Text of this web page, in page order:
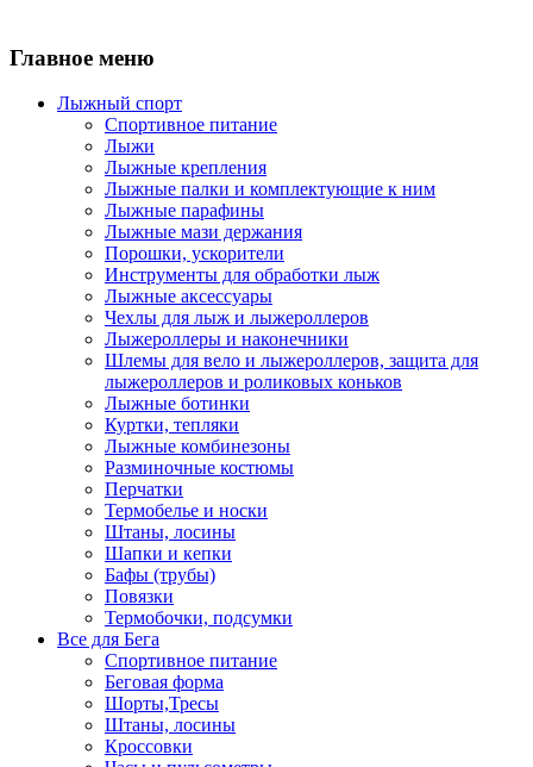
Главное меню
Лыжный спорт
Спортивное питание
Лыжи
Лыжные крепления
Лыжные палки и комплектующие к ним
Лыжные парафины
Лыжные мази держания
Порошки, ускорители
Инструменты для обработки лыж
Лыжные аксессуары
Чехлы для лыж и лыжероллеров
Лыжероллеры и наконечники
Шлемы для вело и лыжероллеров, защита для
лыжероллеров и роликовых коньков
Лыжные ботинки
Куртки, тепляки
Лыжные комбинезоны
Разминочные костюмы
Перчатки
Термобелье и носки
Штаны, лосины
Шапки и кепки
Бафы (трубы)
Повязки
Термобочки, подсумки
Все для Бега
Спортивное питание
Беговая форма
Шорты,Тресы
Штаны, лосины
Кроссовки